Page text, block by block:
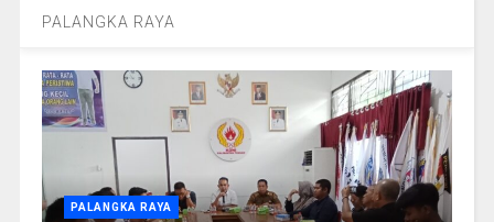
PALANGKA RAYA
PALANGKA RAYA